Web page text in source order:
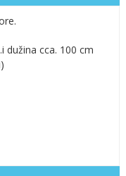
dužina cca. 100 cm